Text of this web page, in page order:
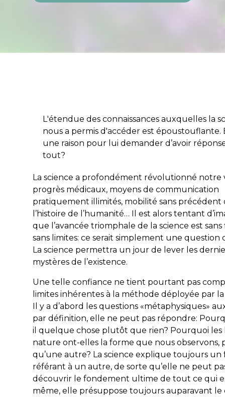
L'étendue des connaissances auxquelles la
nous a permis d'accéder est époustouflante.
une raison pour lui demander d’avoir
tout?
La science a profondément révolutionné notre
progrès médicaux, moyens de communication
pratiquement illimités, mobilité sans précédent
l’histoire de l’humanité… Il est alors tentant
que l’avancée triomphale de la science est
sans limites: ce serait simplement une question
La science permettra un jour de lever les
mystères de l’existence.
Une telle confiance ne tient pourtant pas
limites inhérentes à la méthode déployée par la
Il y a d’abord les questions «métaphysiques»
par définition, elle ne peut pas répondre:
il quelque chose plutôt que rien? Pourquoi les
nature ont-elles la forme que nous observons,
qu’une autre? La science explique toujours un
référant à un autre, de sorte qu’elle ne peut
découvrir le fondement ultime de tout ce qui
même, elle présuppose toujours auparavant le